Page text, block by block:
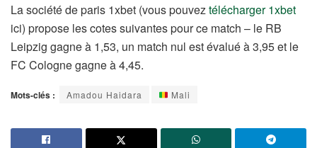
La société de paris 1xbet (vous pouveztélécharger 1xbet
ici) propose les cotes suivantes pour ce match – le RB
Leipzig gagne à 1,53, un match nul est évalué à 3,95 et le
FC Cologne gagne à 4,45.
Mots-clés : Amadou Haidara Mali